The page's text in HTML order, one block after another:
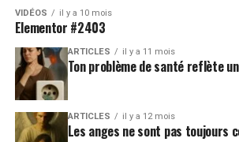
VIDÉOS il y a 10 mois
Elementor #2403
ARTICLES il y a 11 mois
Ton problème de santé reflète
ARTICLES il y a 12 mois
Les anges ne sont pas toujours